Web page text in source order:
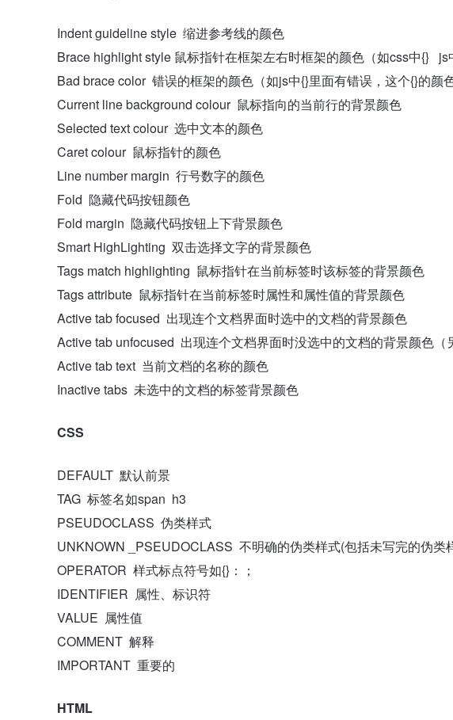
Indent guideline style 缩进参考线的颜色
Brace highlight style 鼠标指针在框架左右时框架的颜色（如css中{} js
Bad brace color 错误的框架的颜色（如js中{}里面有错误，这个{}的颜色
Current line background colour 鼠标指向的当前行的背景颜色
Selected text colour 选中文本的颜色
Caret colour 鼠标指针的颜色
Line number margin 行号数字的颜色
Fold 隐藏代码按钮颜色
Fold margin 隐藏代码按钮上下背景颜色
Smart HighLighting 双击选择文字的背景颜色
Tags match highlighting 鼠标指针在当前标签时该标签的背景颜色
Tags attribute 鼠标指针在当前标签时属性和属性值的背景颜色
Active tab focused 出现连个文档界面时选中的文档的背景颜色
Active tab unfocused 出现连个文档界面时没选中的文档的背景颜色（
Active tab text 当前文档的名称的颜色
Inactive tabs 未选中的文档的标签背景颜色
CSS
DEFAULT 默认前景
TAG 标签名如span h3
PSEUDOCLASS 伪类样式
UNKNOWN _PSEUDOCLASS 不明确的伪类样式(包括未写完的伪类
OPERATOR 样式标点符号如{}：；
IDENTIFIER 属性、标识符
VALUE 属性值
COMMENT 解释
IMPORTANT 重要的
HTML